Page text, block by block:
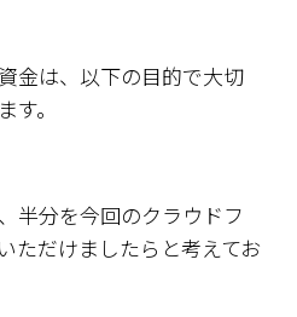
金は、以下の目的で大切
。
半分を今回のクラウドフ
ただけましたらと考えてお